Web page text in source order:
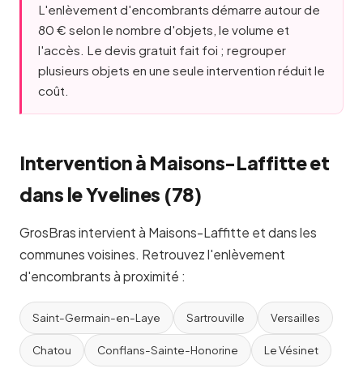
L'enlèvement d'encombrants démarre autour de
80 € selon le nombre d'objets, le volume et
l'accès. Le devis gratuit fait foi ; regrouper
plusieurs objets en une seule intervention réduit le
coût.
Intervention à Maisons-Laffitte et
dans le Yvelines (78)
GrosBras intervient à Maisons-Laffitte et dans les
communes voisines. Retrouvez l'enlèvement
d'encombrants à proximité :
Saint-Germain-en-Laye Sartrouville Versailles
Chatou Conflans-Sainte-Honorine Le Vésinet